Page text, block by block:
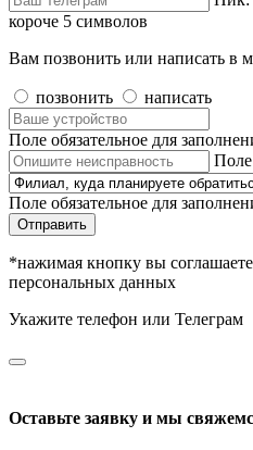
короче 5 символов
Вам позвонить или написать в
позвонить написать
Поле обязательное для
Поле
Поле обязательное для
Отправить
*нажимая кнопку вы
персональных данных
Укажите телефон или Телеграм
Оставьте заявку и мы